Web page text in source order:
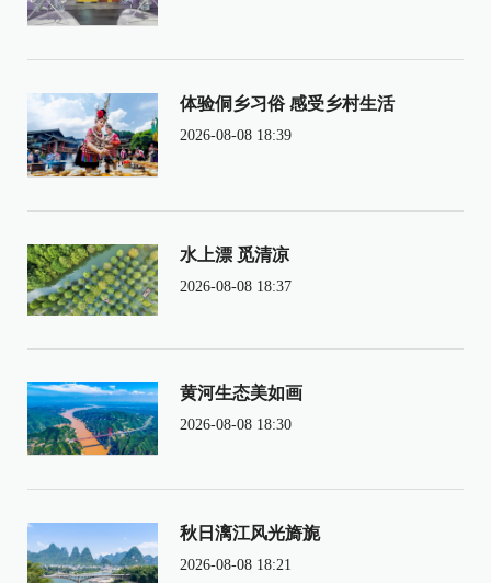
体验侗乡习俗 感受乡村生活
2026-08-08 18:39
水上漂 觅清凉
2026-08-08 18:37
黄河生态美如画
2026-08-08 18:30
秋日漓江风光旖旎
2026-08-08 18:21